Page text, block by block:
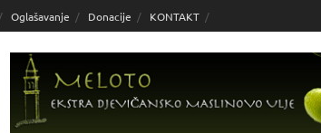
Oglašavanje Donacije KONTAKT